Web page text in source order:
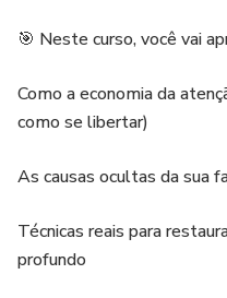
🎯 Neste curso, você vai
Como a economia da
como se libertar)
As causas ocultas da sua
Técnicas reais para
profundo